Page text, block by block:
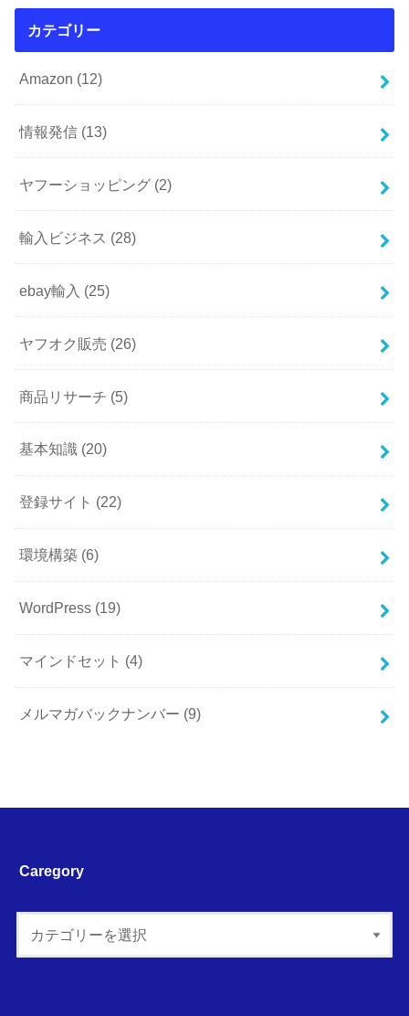
カテゴリー
Amazon (12)
情報発信 (13)
ヤフーショッピング (2)
輸入ビジネス (28)
ebay輸入 (25)
ヤフオク販売 (26)
商品リサーチ (5)
基本知識 (20)
登録サイト (22)
環境構築 (6)
WordPress (19)
マインドセット (4)
メルマガバックナンバー (9)
Caregory